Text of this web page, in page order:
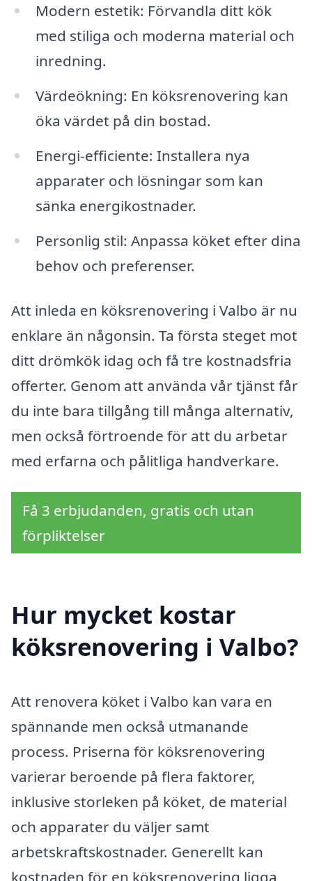
Modern estetik: Förvandla ditt kök
med stiliga och moderna material och
inredning.
Värdeökning: En köksrenovering kan
öka värdet på din bostad.
Energi-efficiente: Installera nya
apparater och lösningar som kan
sänka energikostnader.
Personlig stil: Anpassa köket efter dina
behov och preferenser.
Att inleda en köksrenovering i Valbo är nu
enklare än någonsin. Ta första steget mot
ditt drömkök idag och få tre kostnadsfria
offerter. Genom att använda vår tjänst får
du inte bara tillgång till många alternativ,
men också förtroende för att du arbetar
med erfarna och pålitliga handverkare.
Få 3 erbjudanden, gratis och utan
förpliktelser
Hur mycket kostar
köksrenovering i Valbo?
Att renovera köket i Valbo kan vara en
spännande men också utmanande
process. Priserna för köksrenovering
varierar beroende på flera faktorer,
inklusive storleken på köket, de material
och apparater du väljer samt
arbetskraftskostnader. Generellt kan
kostnaden för en köksrenovering ligga